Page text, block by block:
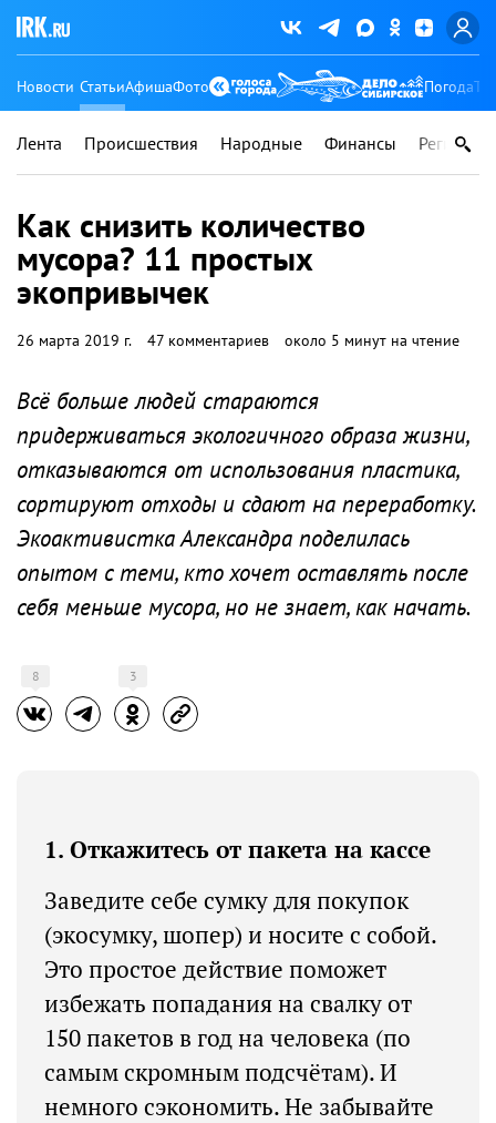
Новости СтатьиАфишаФото Погода
Лента Происшествия Народные Финансы Регионы
Как снизить количество
мусора? 11 простых
экопривычек
26 марта 2019 г. 47 комментариев около 5 минут на чтение
Всё больше людей стараются
придерживаться экологичного образа жизни,
отказываются от использования пластика,
сортируют отходы и сдают на переработку.
Экоактивистка Александра поделилась
опытом с теми, кто хочет оставлять после
себя меньше мусора, но не знает, как начать.
8 3
1. Откажитесь от пакета на кассе
Заведите себе сумку для покупок
(экосумку, шопер) и носите с собой.
Это простое действие поможет
избежать попадания на свалку от
150 пакетов в год на человека (по
самым скромным подсчётам). И
немного сэкономить. Не забывайте